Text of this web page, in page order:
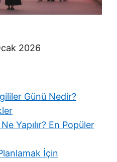
2026
Günü Nedir?
Yapılır? En Popüler
İçin